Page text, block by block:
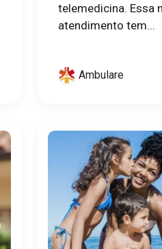
telemedicina. Essa
atendimento tem...
Ambulare